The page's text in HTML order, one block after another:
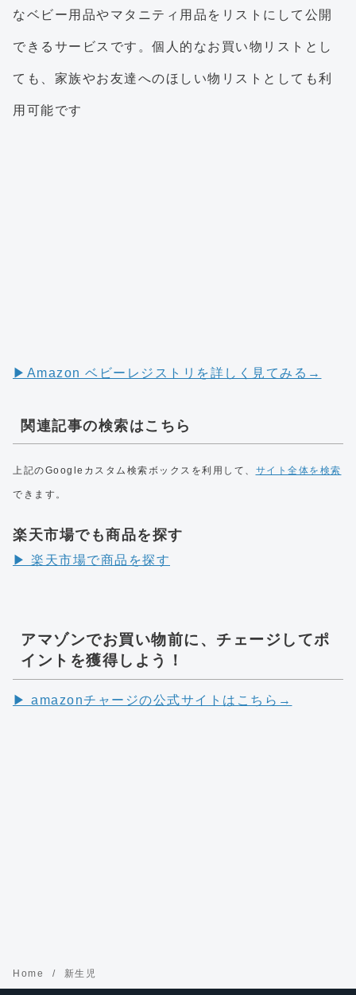
なベビー用品やマタニティ用品をリストにして公開
できるサービスです。個人的なお買い物リストとし
ても、家族やお友達へのほしい物リストとしても利
用可能です
▶︎Amazon ベビーレジストリを詳しく見てみる→
関連記事の検索はこちら
上記のGoogleカスタム検索ボックスを利用して、 サイト全体を検索
できます。
楽天市場でも商品を探す
▶︎ 楽天市場で商品を探す
アマゾンでお買い物前に、チェージしてポ
イントを獲得しよう！
▶︎ amazonチャージの公式サイトはこちら→
Home 新生児